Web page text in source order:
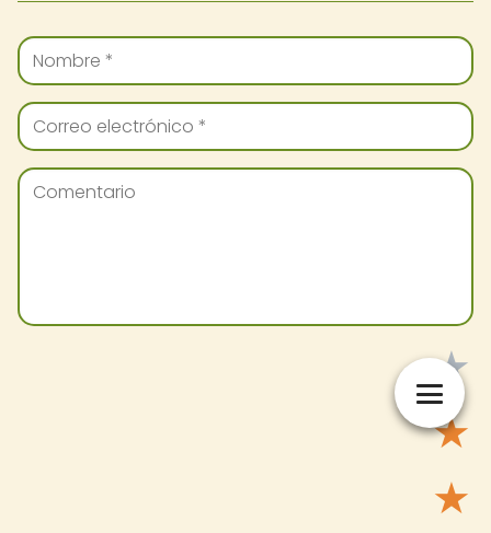
★
★
★